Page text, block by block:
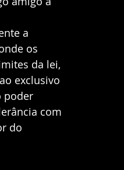
a
os
da lei,
exclusivo
poder
com
do